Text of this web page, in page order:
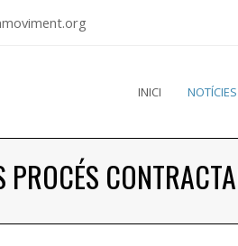
INICI NOTÍCIES
PROCÉS